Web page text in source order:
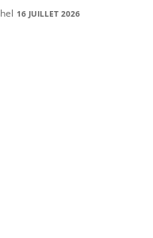
16 JUILLET 2026